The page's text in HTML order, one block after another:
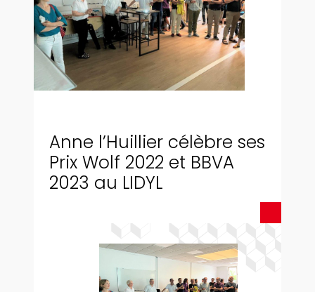
Anne l’Huillier célèbre ses
Prix Wolf 2022 et BBVA
2023 au LIDYL